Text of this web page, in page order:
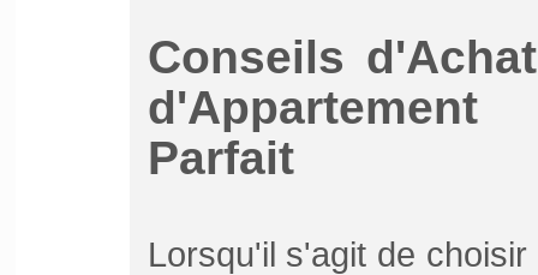
Conseils
Parfait
Lorsqu'il s'agit de